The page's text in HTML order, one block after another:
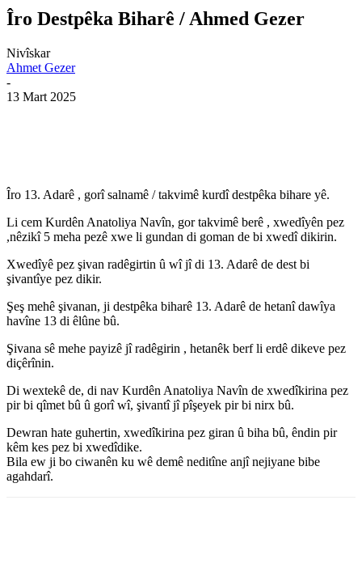
Îro Destpêka Biharê / Ahmed Gezer
Nivîskar
Ahmet Gezer
-
13 Mart 2025
Îro 13. Adarê , gorî salnamê / takvimê kurdî destpêka bihare yê.
Li cem Kurdên Anatoliya Navîn, gor takvimê berê , xwedîyên pez
,nêzikî 5 meha pezê xwe li gundan di goman de bi xwedî dikirin.
Xwedîyê pez şivan radêgirtin û wî jî di 13. Adarê de dest bi
şivantîye pez dikir.
Şeş mehê şivanan, ji destpêka biharê 13. Adarê de hetanî dawîya
havîne 13 di êlûne bû.
Şivana sê mehe payizê jî radêgirin , hetanêk berf li erdê dikeve pez
diçêrînin.
Di wextekê de, di nav Kurdên Anatoliya Navîn de xwedîkirina pez
pir bi qîmet bû û gorî wî, şivantî jî pîşeyek pir bi nirx bû.
Dewran hate guhertin, xwedîkirina pez giran û biha bû, êndin pir
kêm kes pez bi xwedîdike.
Bila ew ji bo ciwanên ku wê demê neditîne anjî nejiyane bibe
agahdarî.